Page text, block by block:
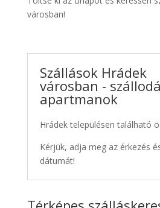
városban!
Szállások Hrádek
városban -
apartmanok
Hrádek településen található
Kérjük, adja meg az érkezés
dátumát!